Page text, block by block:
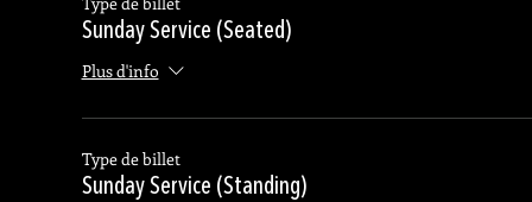
Sunday Service (Seated)
Plus d'info
Type de billet
Sunday Service (Standing)